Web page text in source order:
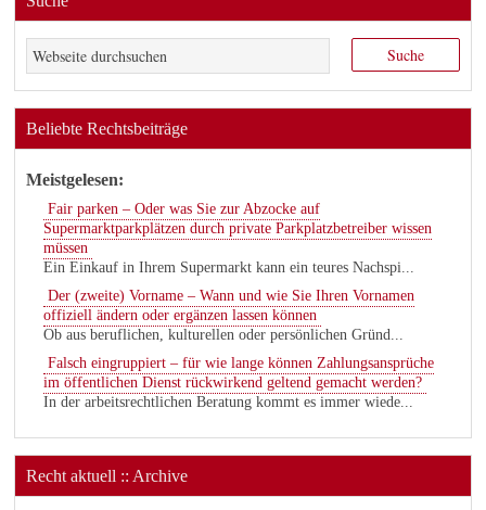
Beliebte Rechtsbeiträge
Meistgelesen:
Fair parken – Oder was Sie zur Abzocke auf
Supermarktparkplätzen durch private Parkplatzbetreiber wissen
müssen
Ein Einkauf in Ihrem Supermarkt kann ein teures Nachspi...
Der (zweite) Vorname – Wann und wie Sie Ihren Vornamen
offiziell ändern oder ergänzen lassen können
Ob aus beruflichen, kulturellen oder persönlichen Gründ...
Falsch eingruppiert – für wie lange können Zahlungsansprüche
im öffentlichen Dienst rückwirkend geltend gemacht werden?
In der arbeitsrechtlichen Beratung kommt es immer wiede...
Recht aktuell :: Archive